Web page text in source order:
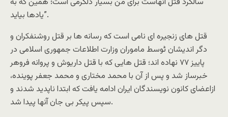
یادها بیاید”.
قتل های زنجیره ای نامی است که رسانه ها بر قتل روشنفکران و
دگر اندیشان ٹوسط ماموران وزارت اطلاعات جمهوری اسلامی در
پاییز ۷۷ نهاده اند؛ قتل هایی که با قتل داریوش و پروانه فروهر
خبرساز شد و پس از آن با محمد مختاری و محمد جعفر پوینده،
ازاعضای کانون نویسندگان ایران ادامه یافت که ابتدا ناپدید شدند و
سپس پیکر بی جان آنها پیدا شد.